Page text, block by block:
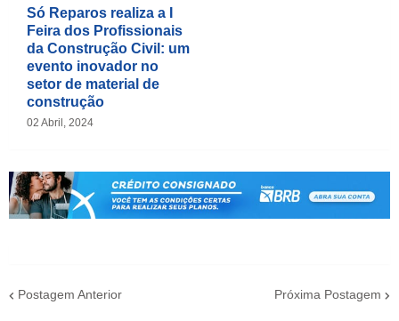
Só Reparos realiza a I
Feira dos Profissionais
da Construção Civil: um
evento inovador no
setor de material de
construção
02 Abril, 2024
Postagem Anterior Próxima Postagem